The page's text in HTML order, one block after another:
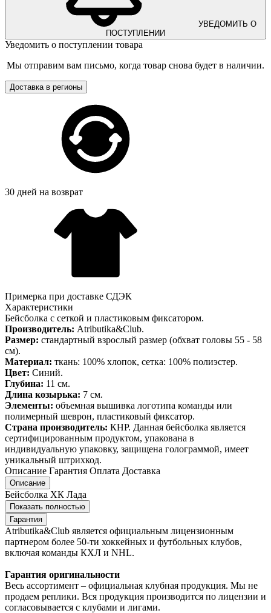
УВЕДОМИТЬ О
ПОСТУПЛЕНИИ
Уведомить о поступлении товара
Мы отправим вам письмо, когда товар снова будет в наличии.
Доставка в регионы
30 дней на возврат
Примерка при доставке СДЭК
Характеристики
Бейсболка с сеткой и пластиковым фиксатором.
Производитель: Atributika&Club.
Размер: стандартный взрослый размер (обхват головы 55 - 58
см).
Материал: ткань: 100% хлопок, сетка: 100% полиэстер.
Цвет: Синий.
Глубина: 11 см.
Длина козырька: 7 см.
Элементы: объемная вышивка логотипа команды или
полимерный шеврон, пластиковый фиксатор.
Страна производитель: КНР. Данная бейсболка является
сертифицированным продуктом, упакована в
индивидуальную упаковку, защищена голограммой, имеет
уникальный штрихкод.
Описание Гарантия Оплата Доставка
Описание
Бейсболка ХК Лада
Показать полностью
Гарантия
Atributika&Club является официальным лицензионным
партнером более 50-ти хоккейных и футбольных клубов,
включая команды КХЛ и NHL.
Гарантия оригинальности
Весь ассортимент – официальная клубная продукция. Мы не
продаем реплики. Вся продукция производится по лицензии и
согласовывается с клубами и лигами.